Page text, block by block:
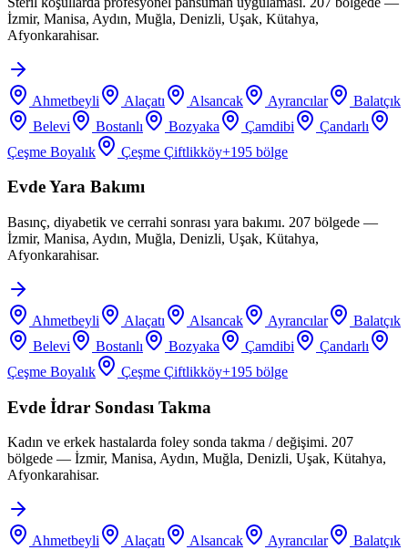
İzmir, Manisa, Aydın, Muğla, Denizli, Uşak, Kütahya,
Afyonkarahisar.
Ahmetbeyli Alaçatı Alsancak Ayrancılar
Balatçık
Belevi
Bostanlı Bozyaka Çamdibi
Çandarlı
Çeşme Boyalık
Çeşme Çiftlikköy+195 bölge
Evde Yara Bakımı
Basınç, diyabetik ve cerrahi sonrası yara bakımı. 207 bölgede —
İzmir, Manisa, Aydın, Muğla, Denizli, Uşak, Kütahya,
Afyonkarahisar.
Ahmetbeyli Alaçatı Alsancak Ayrancılar
Balatçık
Belevi
Bostanlı Bozyaka Çamdibi
Çandarlı
Çeşme Boyalık
Çeşme Çiftlikköy+195 bölge
Evde İdrar Sondası Takma
Kadın ve erkek hastalarda foley sonda takma / değişimi. 207
bölgede — İzmir, Manisa, Aydın, Muğla, Denizli, Uşak, Kütahya,
Afyonkarahisar.
Ahmetbeyli Alaçatı Alsancak Ayrancılar
Balatçık